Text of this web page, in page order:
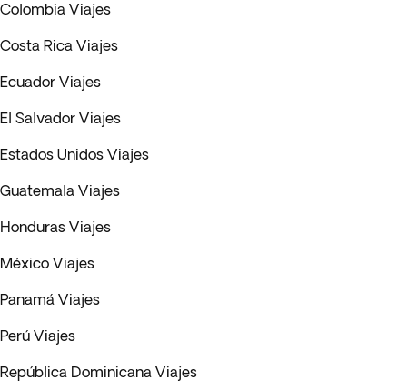
Colombia Viajes
Costa Rica Viajes
Ecuador Viajes
El Salvador Viajes
Estados Unidos Viajes
Guatemala Viajes
Honduras Viajes
México Viajes
Panamá Viajes
Perú Viajes
República Dominicana Viajes